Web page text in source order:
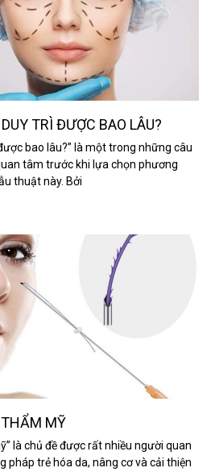
TRÌ ĐƯỢC BAO LÂU?
bao lâu?” là một trong những câu
tâm trước khi lựa chọn phương
thuật này. Bởi
MỸ
là chủ đề được rất nhiều người quan
pháp trẻ hóa da, nâng cơ và cải thiện